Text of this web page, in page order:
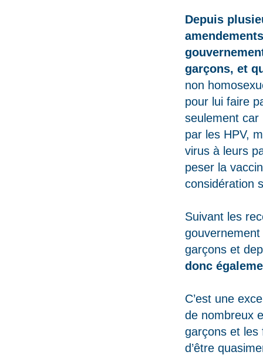
Depuis
garçons, et
non
pour lui faire
seulement car
par les HPV,
virus à leurs
peser la
considération
Suivant les
garçons et
donc
C’est une
de nombreux
garçons et les
d’être